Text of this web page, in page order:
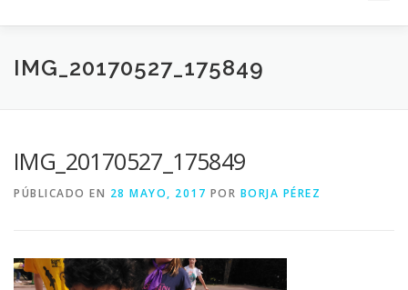
NUESTRA PARROQUIA SACRAMENTOS
TEXTOS Y DOCUMENTOS
IMG_20170527_175849
IMG_20170527_175849
PÚBLICADO EN 28 MAYO, 2017 POR BORJA PÉREZ